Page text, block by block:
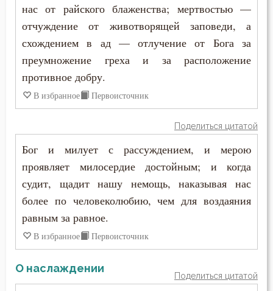
нас от райского блаженства; мертвостью —
отчуждение от животворящей заповеди, а
схождением в ад — отлучение от Бога за
преумножение греха и за расположение
противное добру.
В избранное Первоисточник
Поделиться цитатой
Бог и милует с рассуждением, и мерою
проявляет милосердие достойным; и когда
судит, щадит нашу немощь, наказывая нас
более по человеколюбию, чем для воздаяния
равным за равное.
В избранное Первоисточник
О наслаждении
Поделиться цитатой